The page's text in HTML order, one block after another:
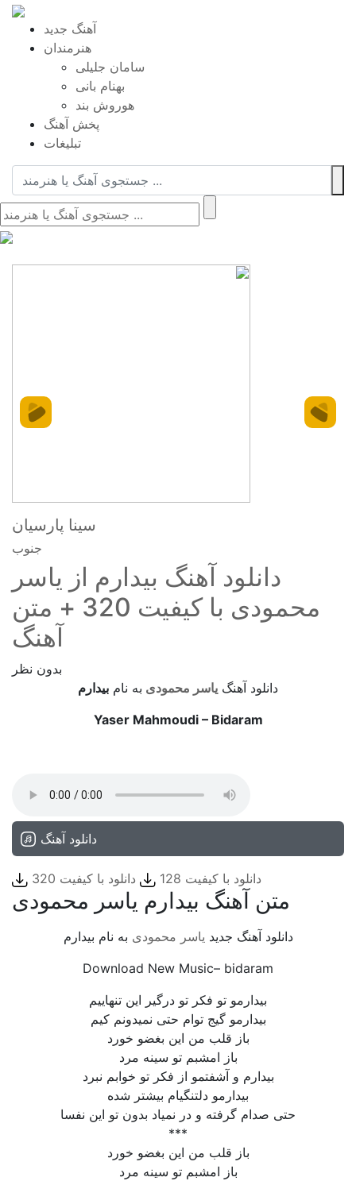
آهنگ جدید
هنرمندان
سامان جلیلی
بهنام بانی
هوروش بند
پخش آهنگ
تبلیغات
سینا پارسیان
جنوب
دانلود آهنگ بیدارم از یاسر
محمودی با کیفیت 320 + متن
آهنگ
بدون نظر
دانلود آهنگ یاسر محمودی به نام بیدارم
Yaser Mahmoudi – Bidaram
دانلود آهنگ
دانلود با کیفیت 128 دانلود با کیفیت 320
متن آهنگ بیدارم یاسر محمودی
دانلود آهنگ جدید یاسر محمودی به نام بیدارم
Download New Music– bidaram
بیدارمو تو فکر تو درگیر این تنهاییم
بیدارمو گیج توام حتی نمیدونم کیم
باز قلب من این بغضو خورد
باز امشبم تو سینه مرد
بیدارم و آشفتمو از فکر تو خوابم نبرد
بیدارمو دلتنگیام بیشتر شده
حتی صدام گرفته و در نمیاد بدون تو این نفسا
***
باز قلب من این بغضو خورد
باز امشبم تو سینه مرد